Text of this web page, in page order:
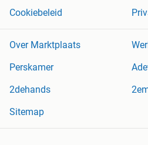
Cookiebeleid
Over Marktplaats
Perskamer
2dehands
Sitemap